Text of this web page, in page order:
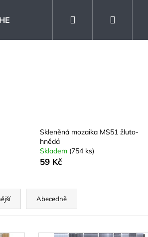
Kontakt Prodejna
Skleněná mozaika MS51 žluto-
hnědá
Skladem (754 ks)
59 Kč
Abecedně
SANDWOOD